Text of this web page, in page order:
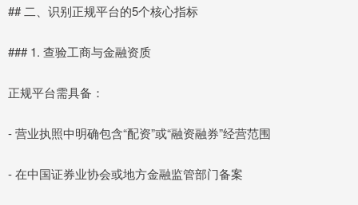
## 二、识别正规平台的5个核心指标
### 1. 查验工商与金融资质
正规平台需具备：
- 营业执照中明确包含“配资”或“融资融券”经营范围
- 在中国证券业协会或地方金融监管部门备案